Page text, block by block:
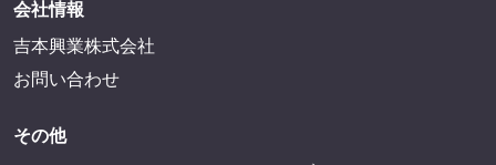
会社情報
吉本興業株式会社
お問い合わせ
その他